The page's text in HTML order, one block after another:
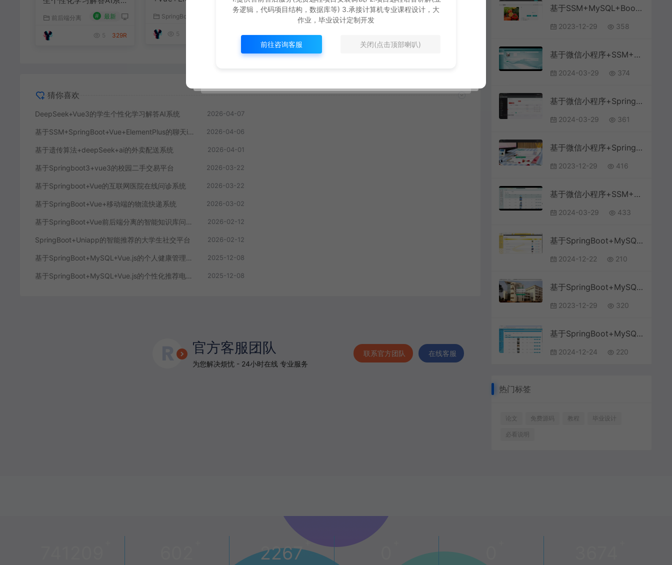
前后端分离 # 最新
5 329R
SpringBoot源码
5
# 最新
12
3的校园二手交易平台
猜你喜欢
DeepSeek+Vue3的学生个性化学习解答AI系统 2026-04-07
基于SSM+SpringBoot+Vue+ElementPlus的聊天im系统 2026-04-06
基于遗传算法+deepSeek+ai的外卖配送系统 2026-04-01
基于Springboot3+vue3的校园二手交易平台 2026-03-22
基于Springboot+Vue的互联网医院在线问诊系统 2026-03-22
基于SpringBoot+Vue+移动端的物流快递系统 2026-03-02
基于SpringBoot+Vue前后端分离的智能知识库问答系统 2026-02-12
SpringBoot+Uniapp的智能推荐的大学生社交平台 2026-02-12
基于SpringBoot+MySQL+Vue.js的个人健康管理系统(附论文) 2025-12-08
基于SpringBoot+MySQL+Vue.js的个性化推荐电商系统(附论文) 2025-12-08
官方客服团队
为您解决烦忧 - 24小时在线 专业服务
联系官方团队 在线客服
基于SSM+MySQL+Bootstrap+SpringBoot的农产品销售商城系统
2023-12-29 358
基于微信小程序+SSM+MySQL的驾考小程序(附论文)
2024-03-29 374
基于微信小程序+SpringBoot+MySQL的研学自习室选座与门禁小程序(附论文)
2024-03-29 361
基于微信小程序+SpringBoot+MySQL的汽车维修管理小程序(附论文)
2023-12-29 416
基于微信小程序+SSM+MySQL的医院挂号预约小程序(附论文)
2024-03-29 433
基于SpringBoot+MySQL+Vue.js的电子产品销售网站
2024-12-22 210
基于SpringBoot+MySQL+Vue的校园失物招领系统(附论文)
2023-12-29 320
基于SpringBoot+MySQL+Vue.js的物流管理系统(附论文)
2024-12-24 220
热门标签
论文 免费源码 教程 毕业设计
必看说明
2267+
务逻辑，代码项目结构，数据库等) 3.承接计算机专业课程设计，大
作业，毕业设计定制开发
前往咨询客服 关闭(点击顶部喇叭)